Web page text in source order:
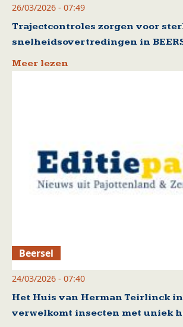
26/03/2026 - 07:49
Trajectcontroles zorgen voor
snelheidsovertredingen in
Meer lezen
Beersel
24/03/2026 - 07:40
Het Huis van Herman Teirlinck in
verwelkomt insecten met uniek